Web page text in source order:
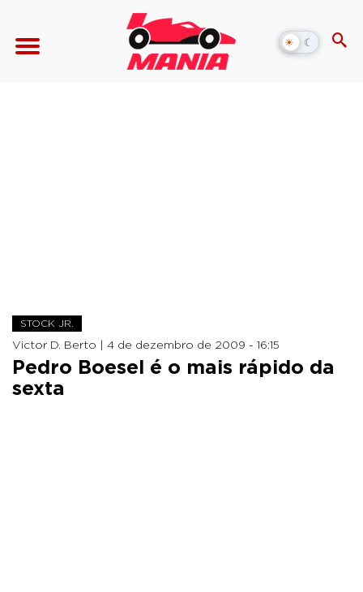
☀ ☾
Alternar
modo
STOCK JR.
Victor D. Berto | 4 de dezembro de 2009 - 16:15
Pedro Boesel é o mais rápido da
sexta